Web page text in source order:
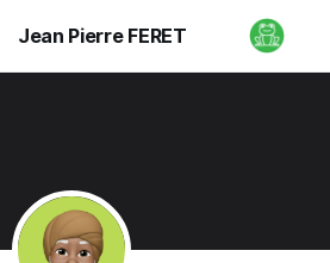
Jean Pierre FERET